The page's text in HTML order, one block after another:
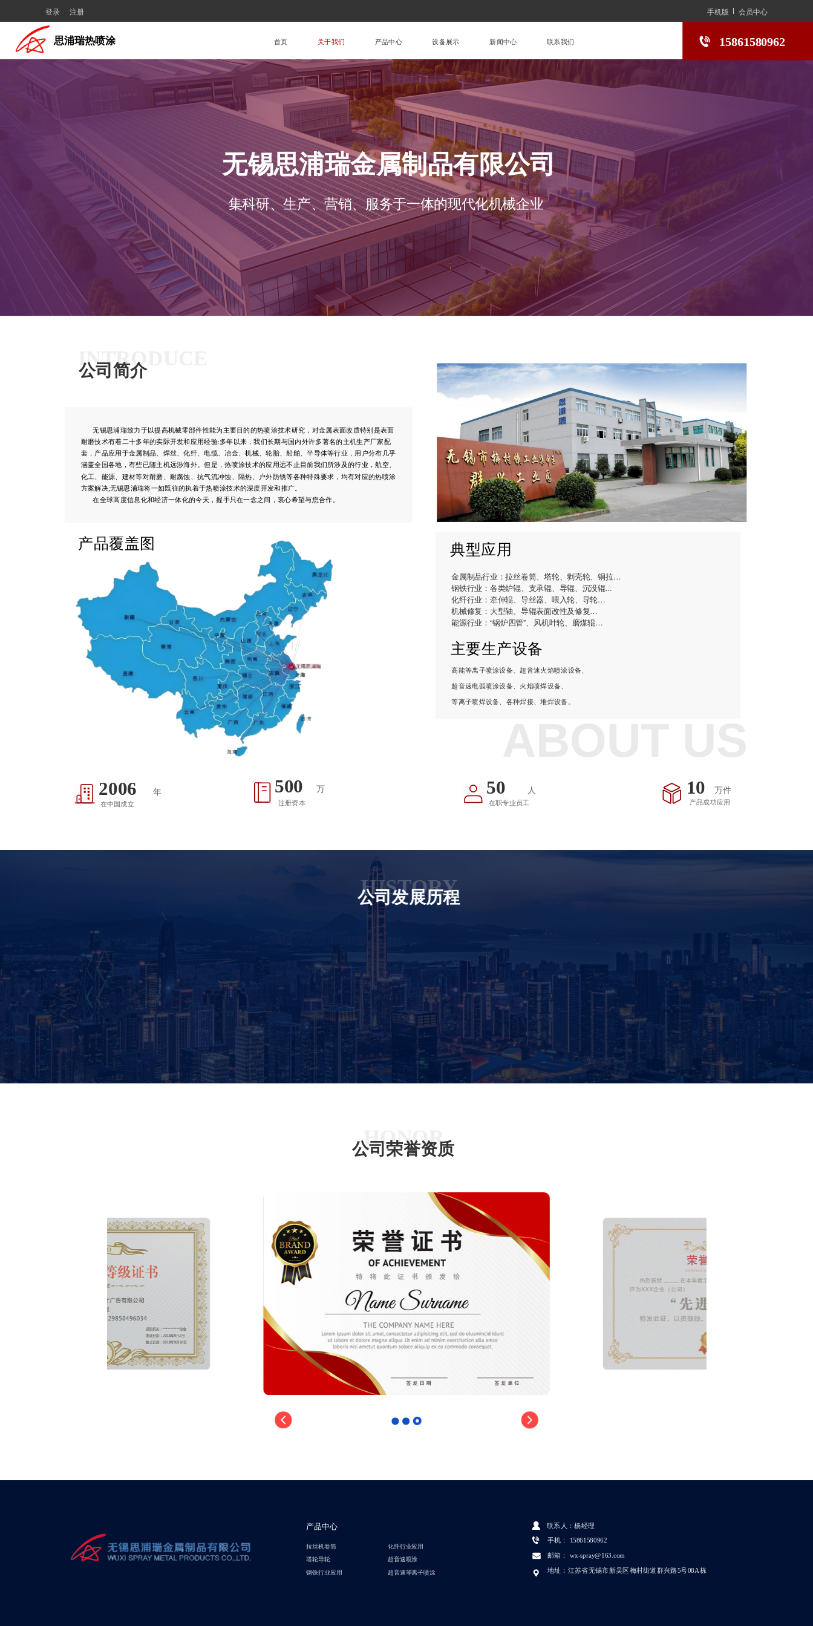
登录 注册 手机版 会员中心
首页 关于我们 产品中心 设备展示 新闻中心 联系我们 15861580962
思浦瑞热喷涂
集科研、生产、营销、服务于一体的现代化机械企业
无锡思浦瑞金属制品有限公司
INTRODUCE
公司简介
主要生产设备
高能等离子喷涂设备、超音速火焰喷涂设备、
超音速电弧喷涂设备、火焰喷焊设备、
等离子喷焊设备、各种焊接、堆焊设备。
典型应用
金属制品行业：拉丝卷筒、塔轮、剥壳轮、铜拉…
钢铁行业：各类炉辊、支承辊、导辊、沉没辊...
化纤行业：牵伸辊、导丝器、喂入轮、导轮…
机械修复：大型轴、导辊表面改性及修复…
能源行业：“锅炉四管”、风机叶轮、磨煤辊…
产品覆盖图
       无锡思浦瑞致力于以提高机械零部件性能为主要目的的热喷涂技术研究，对金属表面改质特别是表面
耐磨技术有着二十多年的实际开发和应用经验:多年以来，我们长期与国内外许多著名的主机生产厂家配
套，产品应用于金属制品、焊丝、化纤、电缆、冶金、机械、轮胎、船舶、半导体等行业，用户分布几乎
涵盖全国各地，有些已随主机远涉海外。但是，热喷涂技术的应用远不止目前我们所涉及的行业，航空、
化工、能源、建材等对耐磨、耐腐蚀、抗气流冲蚀、隔热、户外防锈等各种特殊要求，均有对应的热喷涂
方案解决;无锡思浦瑞将一如既往的执着于热喷涂技术的深度开发和推广。
       在全球高度信息化和经济一体化的今天，握手只在一念之间，衷心希望与您合作。
2008 年
在中国成立
万
注册资本
10
50
500 人
在职专业员工
万件
产品成功应用
HISTORY
公司发展历程
HONOR
公司荣誉资质
手机： 15861580962
邮箱： wx-spray@163.com
地址：江苏省无锡市新吴区梅村街道群兴路5号08A栋
产品中心
拉丝机卷筒
塔轮导轮
钢铁行业应用
联系人：杨经理
化纤行业应用
超音速喷涂
超音速等离子喷涂